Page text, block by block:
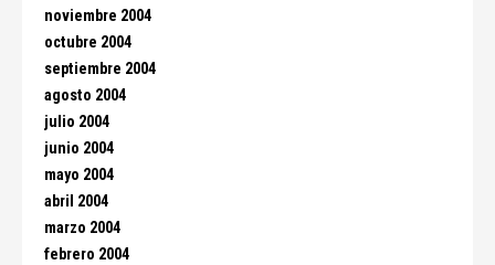
noviembre 2004
octubre 2004
septiembre 2004
agosto 2004
julio 2004
junio 2004
mayo 2004
abril 2004
marzo 2004
febrero 2004